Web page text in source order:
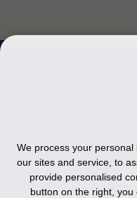
We process your
our sites and service, to
provide personalised
button on the right,